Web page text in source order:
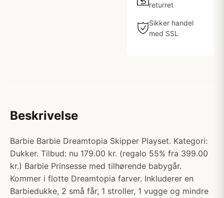
returret
Sikker handel
med SSL
Beskrivelse
Barbie Barbie Dreamtopia Skipper Playset. Kategori:
Dukker. Tilbud: nu 179.00 kr. (regalo 55% fra 399.00
kr.) Barbie Prinsesse med tilhørende babygår.
Kommer i flotte Dreamtopia farver. Inkluderer en
Barbiedukke, 2 små får, 1 stroller, 1 vugge og mindre